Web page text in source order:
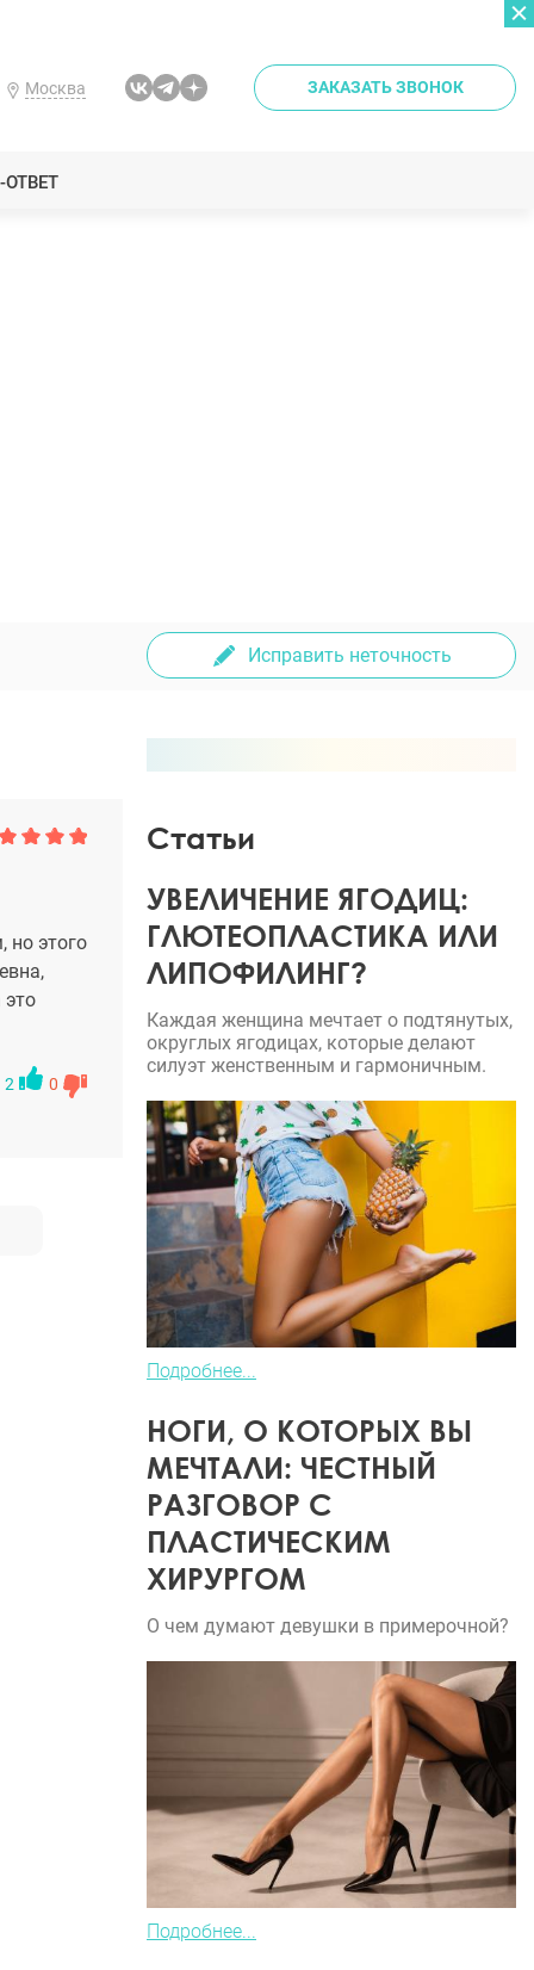
Москва ЗАКАЗАТЬ ЗВОНОК
Исправить неточность
но этого
2 0
Статьи
УВЕЛИЧЕНИЕ ЯГОДИЦ:
ГЛЮТЕОПЛАСТИКА ИЛИ
ЛИПОФИЛИНГ?
Каждая женщина мечтает о подтянутых,
округлых ягодицах, которые делают
силуэт женственным и гармоничным.
Подробнее...
НОГИ, О КОТОРЫХ ВЫ
МЕЧТАЛИ: ЧЕСТНЫЙ
РАЗГОВОР С
ПЛАСТИЧЕСКИМ
ХИРУРГОМ
О чем думают девушки в примерочной?
Подробнее...